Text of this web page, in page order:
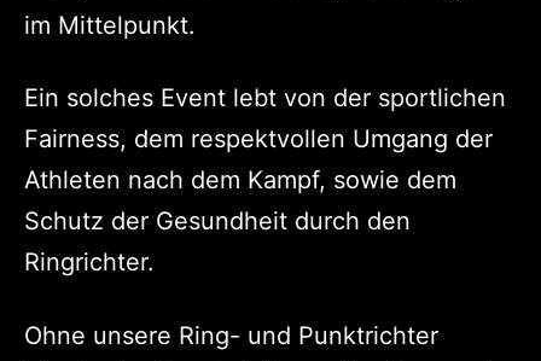
im Mittelpunkt.
Ein solches Event lebt von der sportlichen
Fairness, dem respektvollen Umgang der
Athleten nach dem Kampf, sowie dem
Schutz der Gesundheit durch den
Ringrichter.
Ohne unsere Ring- und Punktrichter